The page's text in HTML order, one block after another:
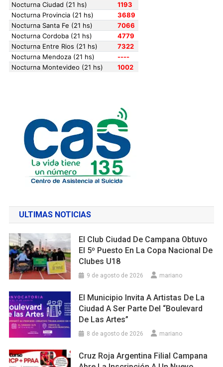
ULTIMAS NOTICIAS
El Club Ciudad De Campana Obtuvo
El 5º Puesto En La Copa Nacional De
Clubes U18
9 de agosto de 2026 mariano
El Municipio Invita A Artistas De La
Ciudad A Ser Parte Del “Boulevard
De Las Artes”
8 de agosto de 2026 mariano
Cruz Roja Argentina Filial Campana